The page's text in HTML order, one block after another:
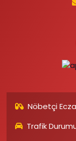
Nöbetçi
Trafik